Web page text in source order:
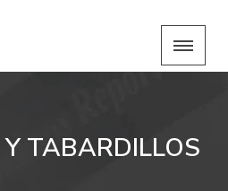
TABARDILLOS